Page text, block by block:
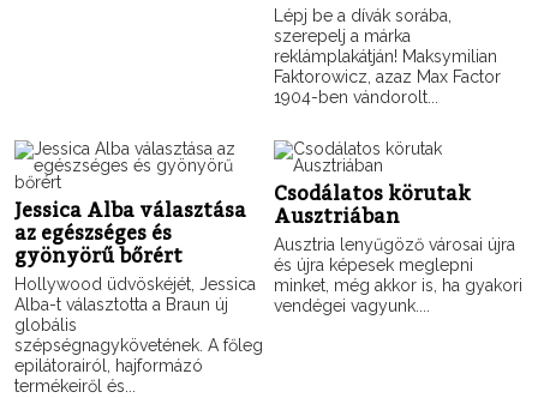
Lépj be a dívák sorába,
szerepelj a márka
reklámplakátján! Maksymilian
Faktorowicz, azaz Max Factor
1904-ben vándorolt...
Jessica Alba választása
az egészséges és
gyönyörű bőrért
Hollywood üdvöskéjét, Jessica
Alba-t választotta a Braun új
globális
szépségnagykövetének. A főleg
epilátorairól, hajformázó
termékeiről és...
Csodálatos körutak
Ausztriában
Ausztria lenyűgöző városai újra
és újra képesek meglepni
minket, még akkor is, ha gyakori
vendégei vagyunk....